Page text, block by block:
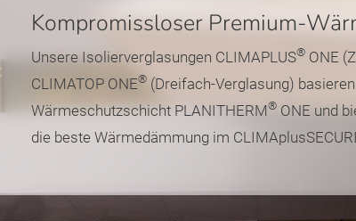
Kompromissloser Premium-
Unsere Isolierverglasungen CLIMAPLUS® ONE
CLIMATOP ONE® (Dreifach-Verglasung)
Wärmeschutzschicht PLANITHERM® ONE und
die beste Wärmedämmung im